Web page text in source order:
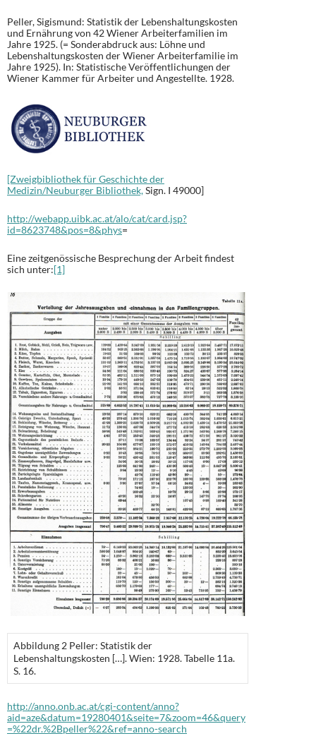
Peller, Sigismund: Statistik der Lebenshaltungskosten
und Ernährung von 42 Wiener Arbeiterfamilien im
Jahre 1925. (= Sonderabdruck aus: Löhne und
Lebenshaltungskosten der Wiener Arbeiterfamilie im
Jahre 1925). In: Statistische Veröffentlichungen der
Wiener Kammer für Arbeiter und Angestellte. 1928.
[Zweigbibliothek für Geschichte der
Medizin/Neuburger Bibliothek,Sign. I 49000]
http://webapp.uibk.ac.at/alo/cat/card.jsp?
id=8623748&pos=8&phys=
Eine zeitgenössische Besprechung der Arbeit findest
sich unter:[1]
Abbildung 2 Peller: Statistik der
Lebenshaltungskosten […]. Wien: 1928. Tabelle 11a.
S. 16.
http://anno.onb.ac.at/cgi-content/anno?
aid=aze&datum=19280401&seite=7&zoom=46&query
=%22dr.%2Bpeller%22&ref=anno-search